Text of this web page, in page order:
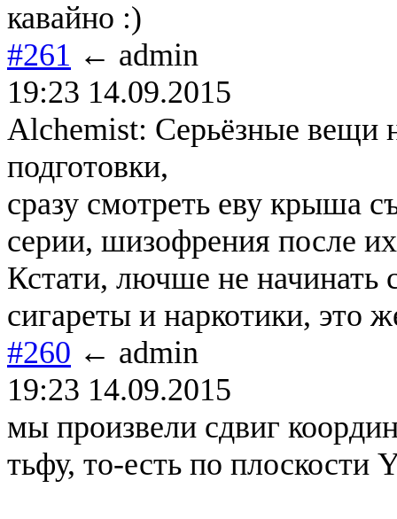
кавайно :)
#261 ← admin
19:23 14.09.2015
Alchemist: Серьёзные вещи
подготовки,
сразу смотреть еву крыша
серии, шизофрения после
Кстати, лючше не начинать
сигареты и наркотики, это
#260 ← admin
19:23 14.09.2015
мы произвели сдвиг
тьфу, то-есть по плоскости